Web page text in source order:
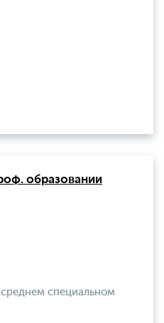
образовании
специальном